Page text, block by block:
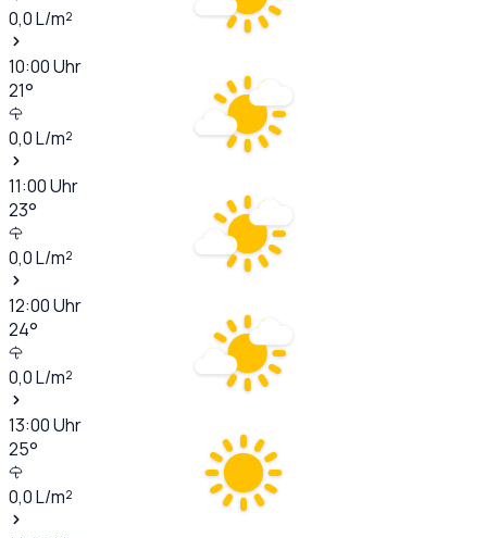
0,0L/m²
10:00Uhr
21°
0,0L/m²
11:00Uhr
23°
0,0L/m²
12:00Uhr
24°
0,0L/m²
13:00Uhr
25°
0,0L/m²